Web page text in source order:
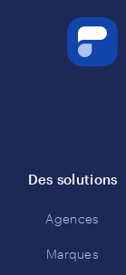
Des solutions
Agences
Marques